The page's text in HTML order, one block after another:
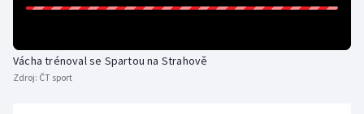
Vácha trénoval se Spartou na Strahově
Zdroj: ČT sport